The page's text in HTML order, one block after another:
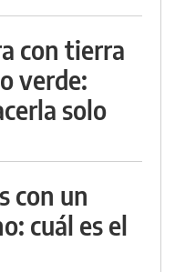
con tierra
verde:
solo
con un
cuál es el